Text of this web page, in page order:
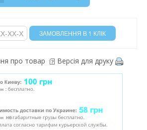
про товар Версія для друку